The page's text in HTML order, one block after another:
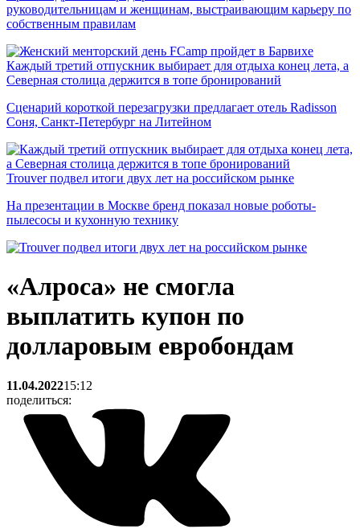
руководительницам и женщинам, выстраивающим карьеру по
собственным правилам
Каждый третий отпускник выбирает для отдыха конец лета, а
Северная столица держится в топе бронирований
Сценарий короткой перезагрузки предлагает отель Radisson
Соня, Санкт-Петербург на Литейном
Trouver подвел итоги двух лет на российском рынке
На презентации в Москве бренд показал новые роботы-
пылесосы и кухонную технику
«Алроса» не смогла
выплатить купон по
долларовым евробондам
11.04.202215:12
поделиться: